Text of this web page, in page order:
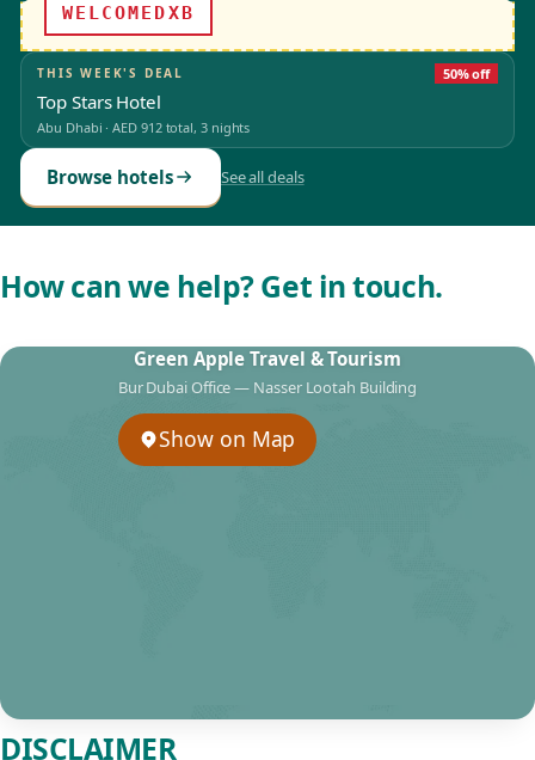
WELCOMEDXB
THIS WEEK'S DEAL 50% off
Top Stars Hotel
Abu Dhabi ·AED 912total, 3 nights
Browse hotels See all deals
How can we help? Get in touch.
Green Apple Travel & Tourism
Bur Dubai Office — Nasser Lootah Building
Show on Map
DISCLAIMER